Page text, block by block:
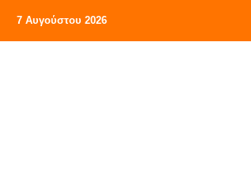
7 Αυγούστου 2026